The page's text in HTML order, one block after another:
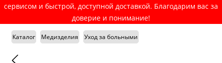
сервисом и быстрой, доступной доставкой. Благодарим вас за
доверие и понимание!
Каталог Медизделия Уход за больными